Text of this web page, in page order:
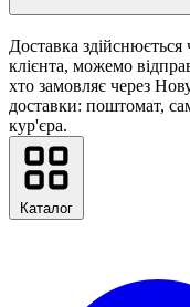
Доставка
клієнта, можемо
хто замовляє через
доставки: поштомат,
кур'єра.
Каталог